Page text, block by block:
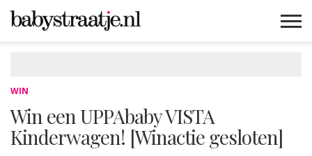
WIN
Win een UPPAbaby VISTA
Kinderwagen! [Winactie gesloten]